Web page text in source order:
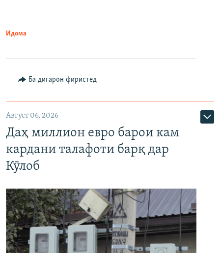
Идома
Ба дигарон фиристед
Август 06, 2026
Даҳ миллион евро барои кам
кардани талафоти барқ дар
Кӯлоб